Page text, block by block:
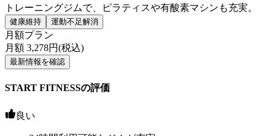
トレーニングジムで、ピラティスや有酸素マシンも充実。
健康維持 運動不足解消
月額プラン
月額 3,278円(税込)
最新情報を確認
START FITNESSの評価
良い